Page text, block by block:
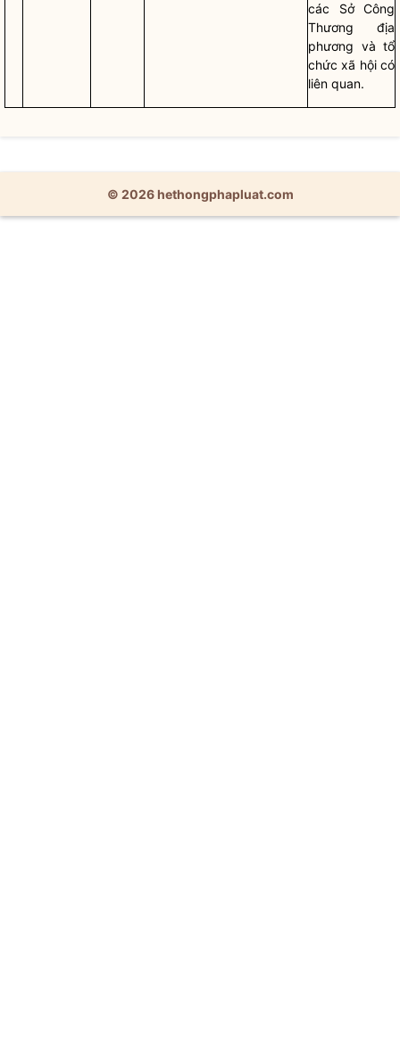
các Sở Công
Thương địa
phương và tổ
chức xã hội có
liên quan.
© 2026 hethongphapluat.com